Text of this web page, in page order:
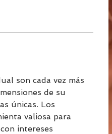
son cada vez más
de su
únicas. Los
valiosa para
intereses